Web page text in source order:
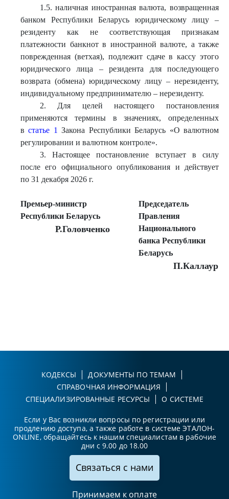
1.5. наличная иностранная валюта, возвращенная
банком Республики Беларусь юридическому лицу –
резиденту как не соответствующая признакам
платежности банкнот в иностранной валюте, а также
поврежденная (ветхая), подлежит сдаче в кассу этого
юридического лица – резидента для последующего
возврата (обмена) юридическому лицу – нерезиденту,
индивидуальному предпринимателю – нерезиденту.
2. Для целей настоящего постановления
применяются термины в значениях, определенных
встатье 1 Закона Республики Беларусь «О валютном
регулировании и валютном контроле».
3. Настоящее постановление вступает в силу
после его официального опубликования и действует
по 31 декабря 2026 г.
Премьер-министр
Республики Беларусь
Р.Головченко
Председатель
Правления
Национального
банка Республики
Беларусь
П.Каллаур
КОДЕКСЫ
ДОКУМЕНТЫ ПО ТЕМАМ
СПРАВОЧНАЯ ИНФОРМАЦИЯ
СПЕЦИАЛИЗИРОВАННЫЕ РЕСУРСЫ
О СИСТЕМЕ
Если у Вас возникли вопросы по регистрации или
продлению доступа, а также работе в системе ЭТАЛОН-
ONLINE, обращайтесь к нашим специалистам в рабочие
дни с 9.00 до 18.00
Связаться с нами
Принимаем к оплате